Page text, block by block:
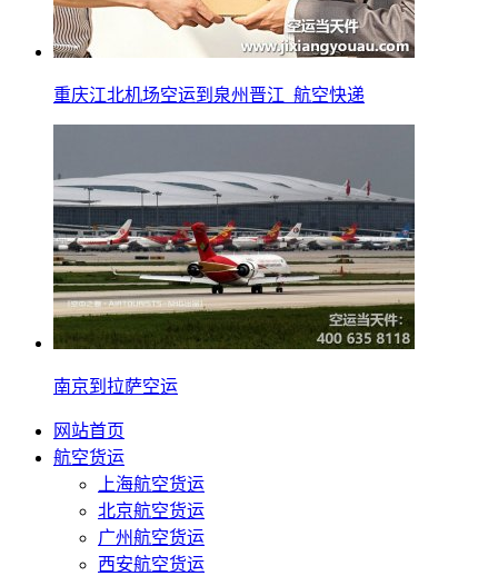
重庆江北机场空运到泉州晋江_航空快递
南京到拉萨空运
网站首页
航空货运
上海航空货运
北京航空货运
广州航空货运
西安航空货运